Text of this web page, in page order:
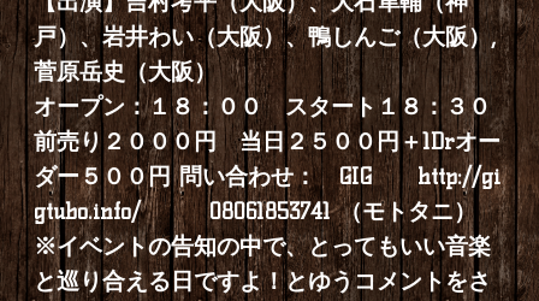
戸）、岩井わい（大阪）、鴨しんご（大阪）,
菅原岳史（大阪）
オープン：１８：００ スタート１８：３０
前売り２０００円 当日２５００円＋1Drオー
ダー５００円 問い合わせ： GIG http://gi
gtubo.info/08061853741 （モトタニ）
※イベントの告知の中で、とってもいい音楽
と巡り合える日ですよ！とゆうコメントをさ